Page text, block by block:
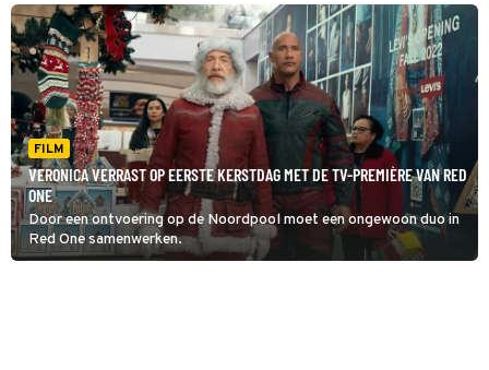
FILM
VERONICA VERRAST OP EERSTE KERSTDAG MET DE TV-PREMIÈRE VAN RED
ONE
Door een ontvoering op de Noordpool moet een ongewoon duo in
Red One samenwerken.